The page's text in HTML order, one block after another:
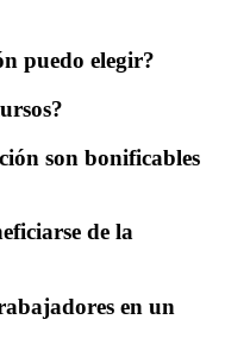
puedo elegir?
son bonificables
de la
en un